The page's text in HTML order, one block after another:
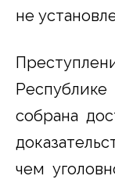
не
Республике
собрана
чем